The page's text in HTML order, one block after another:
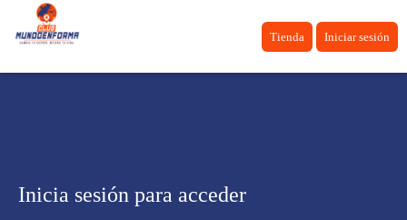
Tienda Iniciar sesión
Inicia sesión para acceder